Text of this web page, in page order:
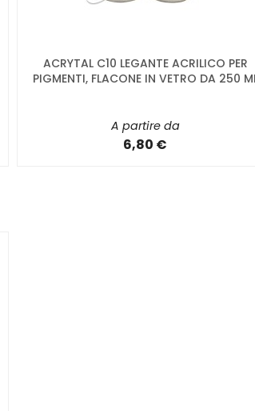
ACRYTAL C10 LEGANTE ACRILICO PER
PIGMENTI, FLACONE IN VETRO DA 250
A partire da
6,80 €